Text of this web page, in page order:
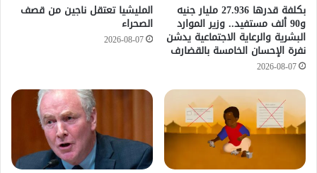
​بكلفة قدرها 27.936 مليار جنيه
و90 ألف مستفيد.. وزير الموارد
البشرية والرعاية الاجتماعية يدشن
نفرة الإحسان الخامسة بالقضارف
2026-08-07
المليشيا تعتقل ناجين من قصف
الصحراء
2026-08-07